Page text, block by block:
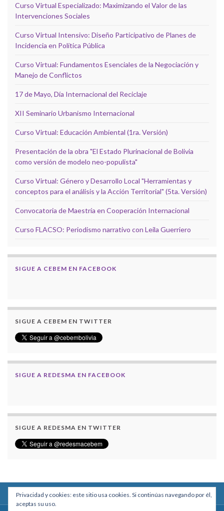
Curso Virtual Especializado: Maximizando el Valor de las
Intervenciones Sociales
Curso Virtual Intensivo: Diseño Participativo de Planes de
Incidencia en Política Pública
Curso Virtual: Fundamentos Esenciales de la Negociación y
Manejo de Conflictos
17 de Mayo, Día Internacional del Reciclaje
XII Seminario Urbanismo Internacional
Curso Virtual: Educación Ambiental (1ra. Versión)
Presentación de la obra "El Estado Plurinacional de Bolivia
como versión de modelo neo-populista"
Curso Virtual: Género y Desarrollo Local "Herramientas y
conceptos para el análisis y la Acción Territorial" (5ta. Versión)
Convocatoria de Maestría en Cooperación Internacional
Curso FLACSO: Periodismo narrativo con Leila Guerriero
SIGUE A CEBEM EN FACEBOOK
SIGUE A CEBEM EN TWITTER
SIGUE A REDESMA EN FACEBOOK
SIGUE A REDESMA EN TWITTER
Privacidad y cookies: este sitio usa cookies. Si continúas navegando por él,
aceptas su uso.